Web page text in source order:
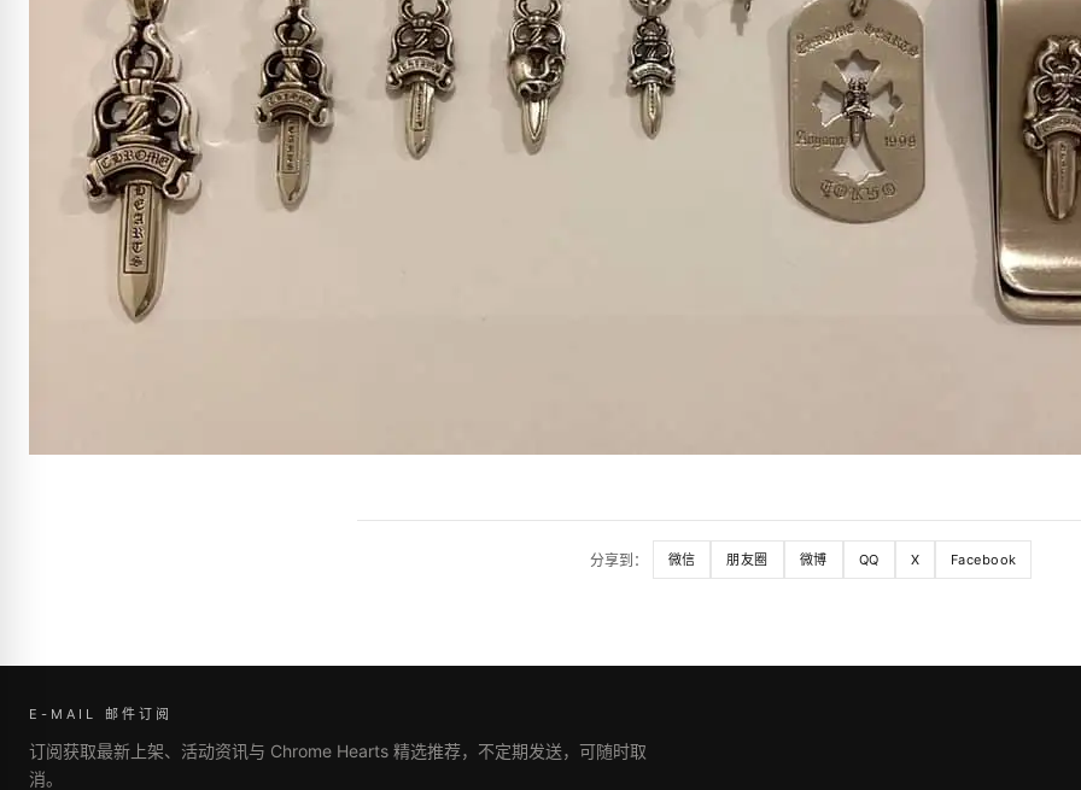
分享到： 微信 朋友圈 微博 QQ X Facebook
E-MAIL 邮件订阅
订阅获取最新上架、活动资讯与 Chrome Hearts 精选推荐，不定期发送，可随时取
消。